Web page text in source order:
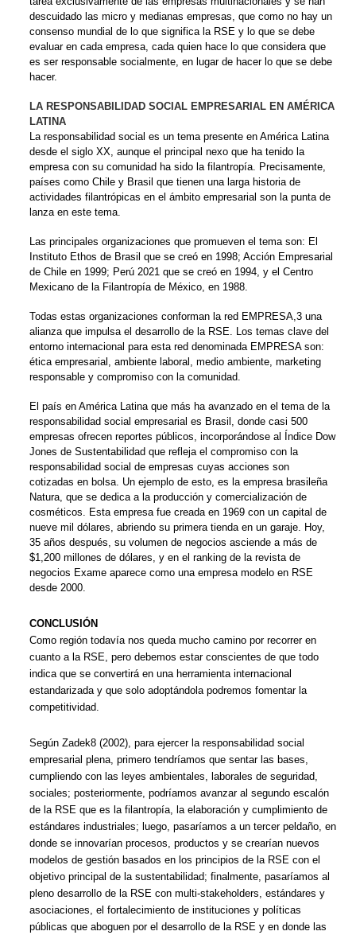
descuidado las micro y medianas empresas, que como no hay un
consenso mundial de lo que significa la RSE y lo que se debe
evaluar en cada empresa, cada quien hace lo que considera que
es ser responsable socialmente, en lugar de hacer lo que se debe
hacer.
LA RESPONSABILIDAD SOCIAL EMPRESARIAL EN AMÉRICA
LATINA
La responsabilidad social es un tema presente en América Latina
desde el siglo XX, aunque el principal nexo que ha tenido la
empresa con su comunidad ha sido la filantropía. Precisamente,
países como Chile y Brasil que tienen una larga historia de
actividades filantrópicas en el ámbito empresarial son la punta de
lanza en este tema.
Las principales organizaciones que promueven el tema son: El
Instituto Ethos de Brasil que se creó en 1998; Acción Empresarial
de Chile en 1999; Perú 2021 que se creó en 1994, y el Centro
Mexicano de la Filantropía de México, en 1988.
Todas estas organizaciones conforman la red EMPRESA,3 una
alianza que impulsa el desarrollo de la RSE. Los temas clave del
entorno internacional para esta red denominada EMPRESA son:
ética empresarial, ambiente laboral, medio ambiente, marketing
responsable y compromiso con la comunidad.
El país en América Latina que más ha avanzado en el tema de la
responsabilidad social empresarial es Brasil, donde casi 500
empresas ofrecen reportes públicos, incorporándose al Índice Dow
Jones de Sustentabilidad que refleja el compromiso con la
responsabilidad social de empresas cuyas acciones son
cotizadas en bolsa. Un ejemplo de esto, es la empresa brasileña
Natura, que se dedica a la producción y comercialización de
cosméticos. Esta empresa fue creada en 1969 con un capital de
nueve mil dólares, abriendo su primera tienda en un garaje. Hoy,
35 años después, su volumen de negocios asciende a más de
$1,200 millones de dólares, y en el ranking de la revista de
negocios Exame aparece como una empresa modelo en RSE
desde 2000.
CONCLUSIÓN
Como región todavía nos queda mucho camino por recorrer en
cuanto a la RSE, pero debemos estar conscientes de que todo
indica que se convertirá en una herramienta internacional
estandarizada y que solo adoptándola podremos fomentar la
competitividad.
Según Zadek8 (2002), para ejercer la responsabilidad social
empresarial plena, primero tendríamos que sentar las bases,
cumpliendo con las leyes ambientales, laborales de seguridad,
sociales; posteriormente, podríamos avanzar al segundo escalón
de la RSE que es la filantropía, la elaboración y cumplimiento de
estándares industriales; luego, pasaríamos a un tercer peldaño, en
donde se innovarían procesos, productos y se crearían nuevos
modelos de gestión basados en los principios de la RSE con el
objetivo principal de la sustentabilidad; finalmente, pasaríamos al
pleno desarrollo de la RSE con multi-stakeholders, estándares y
asociaciones, el fortalecimiento de instituciones y políticas
públicas que aboguen por el desarrollo de la RSE y en donde las